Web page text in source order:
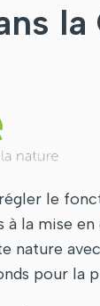
le
à la mise
nature
pour la